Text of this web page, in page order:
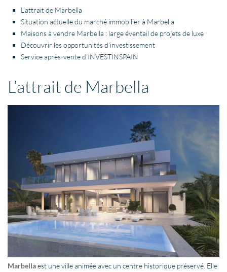
L’attrait de Marbella
Situation actuelle du marché immobilier à Marbella
Maisons à vendre Marbella : large éventail de projets de luxe
Découvrir les opportunités d’investissement
Service après-vente d’INVESTINSPAIN
L’attrait de Marbella
Marbellaest une ville animée avec un centre historique préservé. Elle